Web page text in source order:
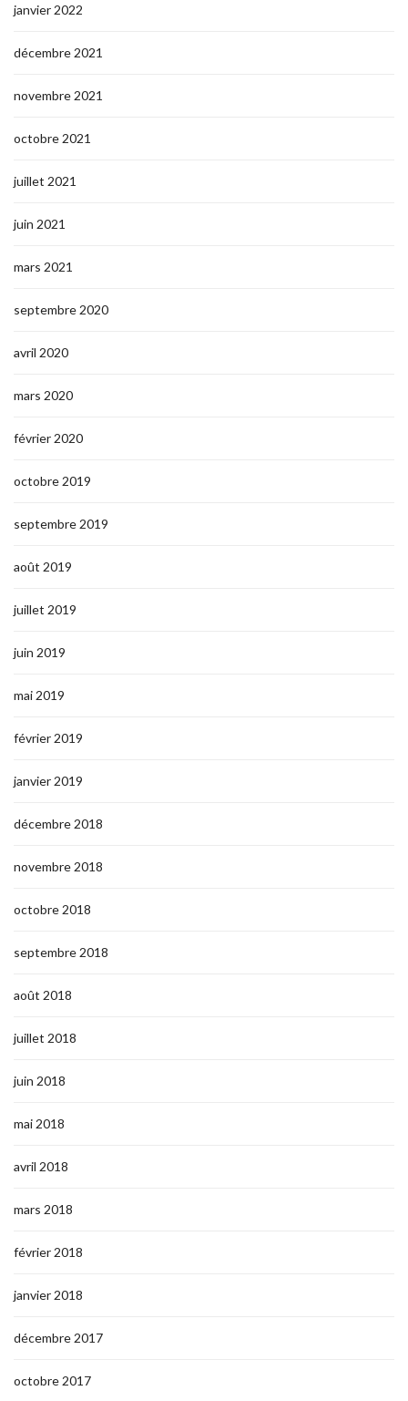
janvier 2022
décembre 2021
novembre 2021
octobre 2021
juillet 2021
juin 2021
mars 2021
septembre 2020
avril 2020
mars 2020
février 2020
octobre 2019
septembre 2019
août 2019
juillet 2019
juin 2019
mai 2019
février 2019
janvier 2019
décembre 2018
novembre 2018
octobre 2018
septembre 2018
août 2018
juillet 2018
juin 2018
mai 2018
avril 2018
mars 2018
février 2018
janvier 2018
décembre 2017
octobre 2017